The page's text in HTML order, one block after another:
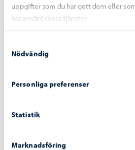
uppgifter som du har gett dem eller
har använt deras tjänster.
Nödvändig
Personliga preferenser
Statistik
Marknadsföring
Nätverkssäkerheten för
stärks med en tjänst som